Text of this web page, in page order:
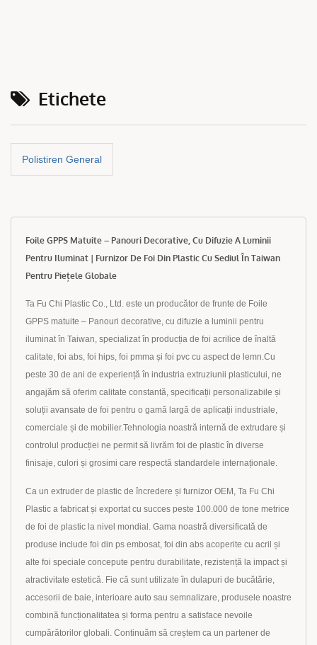
Etichete
Polistiren General
Foile GPPS Matuite – Panouri Decorative, Cu Difuzie A Luminii
Pentru Iluminat | Furnizor De Foi Din Plastic Cu Sediul În Taiwan
Pentru Piețele Globale
Ta Fu Chi Plastic Co., Ltd. este un producător de frunte de Foile
GPPS matuite – Panouri decorative, cu difuzie a luminii pentru
iluminat în Taiwan, specializat în producția de foi acrilice de înaltă
calitate, foi abs, foi hips, foi pmma și foi pvc cu aspect de lemn.Cu
peste 30 de ani de experiență în industria extruziunii plasticului, ne
angajăm să oferim calitate constantă, specificații personalizabile și
soluții avansate de foi pentru o gamă largă de aplicații industriale,
comerciale și de mobilier.Tehnologia noastră internă de extrudare și
controlul producției ne permit să livrăm foi de plastic în diverse
finisaje, culori și grosimi care respectă standardele internaționale.
Ca un extruder de plastic de încredere și furnizor OEM, Ta Fu Chi
Plastic a fabricat și exportat cu succes peste 100.000 de tone metrice
de foi de plastic la nivel mondial. Gama noastră diversificată de
produse include foi din ps embosat, foi din abs acoperite cu acril și
alte foi speciale concepute pentru durabilitate, rezistență la impact și
atractivitate estetică. Fie că sunt utilizate în dulapuri de bucătărie,
accesorii de baie, interioare auto sau semnalizare, produsele noastre
combină funcționalitatea și forma pentru a satisface nevoile
cumpărătorilor globali. Continuăm să creștem ca un partener de